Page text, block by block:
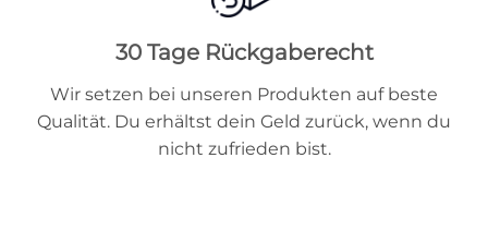
30 Tage Rückgaberecht
Wir setzen bei unseren Produkten auf beste
Qualität. Du erhältst dein Geld zurück, wenn du
nicht zufrieden bist.